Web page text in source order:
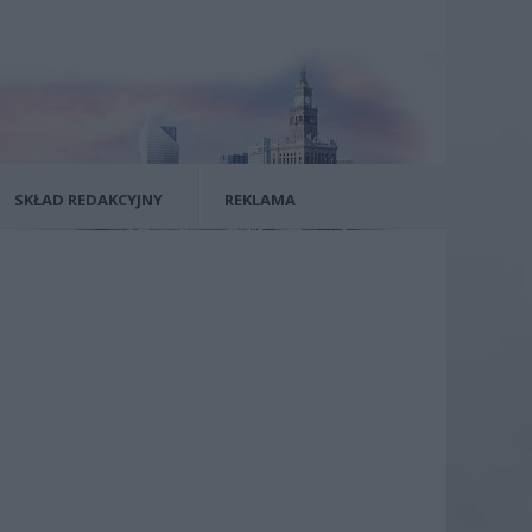
SKŁAD REDAKCYJNY REKLAMA